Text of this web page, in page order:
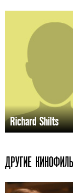
Richard Shilts
ДРУГИЕ